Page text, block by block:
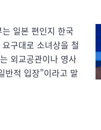
일본 편인지 한국
구대로 소녀상을 철
외교공관이나 영사
반적 입장”이라고 말